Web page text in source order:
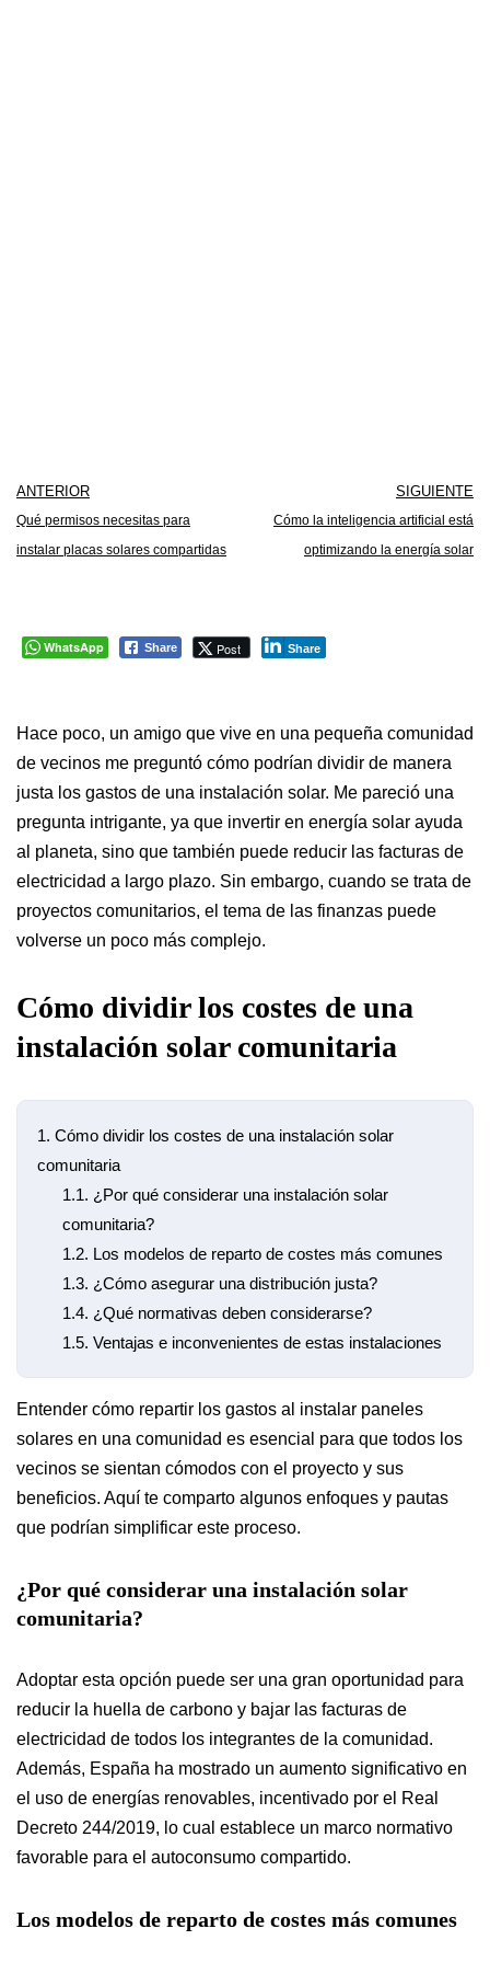
ANTERIOR
Qué permisos necesitas para
instalar placas solares compartidas
SIGUIENTE
Cómo la inteligencia artificial está
optimizando la energía solar
WhatsApp Share Post Share
Hace poco, un amigo que vive en una pequeña comunidad
de vecinos me preguntó cómo podrían dividir de manera
justa los gastos de una instalación solar. Me pareció una
pregunta intrigante, ya que invertir en energía solar ayuda
al planeta, sino que también puede reducir las facturas de
electricidad a largo plazo. Sin embargo, cuando se trata de
proyectos comunitarios, el tema de las finanzas puede
volverse un poco más complejo.
Cómo dividir los costes de una
instalación solar comunitaria
1. Cómo dividir los costes de una instalación solar
comunitaria
1.1. ¿Por qué considerar una instalación solar
comunitaria?
1.2. Los modelos de reparto de costes más comunes
1.3. ¿Cómo asegurar una distribución justa?
1.4. ¿Qué normativas deben considerarse?
1.5. Ventajas e inconvenientes de estas instalaciones
Entender cómo repartir los gastos al instalar paneles
solares en una comunidad es esencial para que todos los
vecinos se sientan cómodos con el proyecto y sus
beneficios. Aquí te comparto algunos enfoques y pautas
que podrían simplificar este proceso.
¿Por qué considerar una instalación solar
comunitaria?
Adoptar esta opción puede ser una gran oportunidad para
reducir la huella de carbono y bajar las facturas de
electricidad de todos los integrantes de la comunidad.
Además, España ha mostrado un aumento significativo en
el uso de energías renovables, incentivado por el Real
Decreto 244/2019, lo cual establece un marco normativo
favorable para el autoconsumo compartido.
Los modelos de reparto de costes más comunes